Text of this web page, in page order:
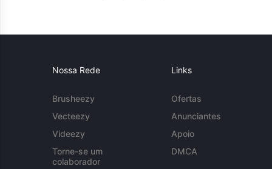
Nossa Rede
Brusheezy
Vecteezy
Videezy
Torne-se um
colaborador
Links
Ofertas
Anunciantes
Apoio
DMCA